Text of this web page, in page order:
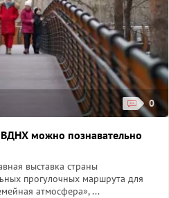
0
можно познавательно
выставка страны
прогулочных маршрута для
атмосфера», ...